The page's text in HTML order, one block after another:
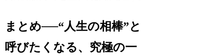
まとめ──“人生の相棒”と
呼びたくなる、究極の一